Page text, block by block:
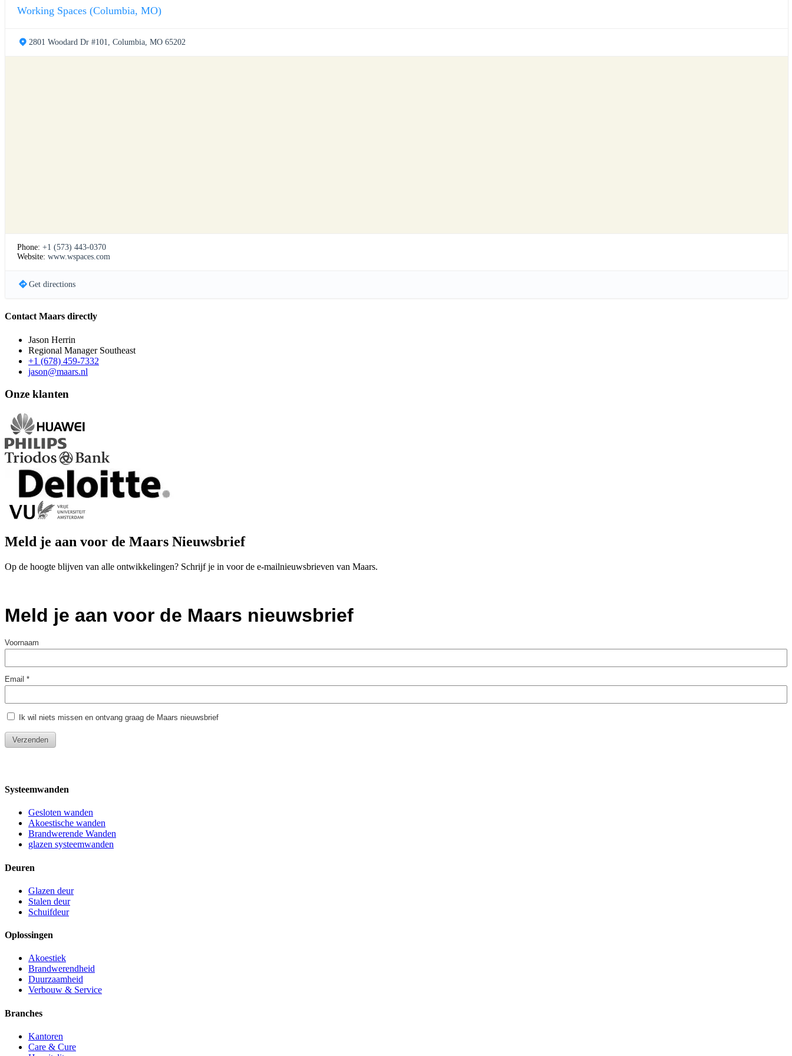
Working Spaces (Columbia, MO)
2801 Woodard Dr #101, Columbia, MO 65202
Phone: +1 (573) 443-0370
Website: www.wspaces.com
Get directions
Contact Maars directly
Jason Herrin
Regional Manager Southeast
+1 (678) 459-7332
jason@maars.nl
Onze klanten
Meld je aan voor de Maars Nieuwsbrief
Op de hoogte blijven van alle ontwikkelingen? Schrijf je in voor de e-mailnieuwsbrieven van Maars.
Systeemwanden
Gesloten wanden
Akoestische wanden
Brandwerende Wanden
glazen systeemwanden
Deuren
Glazen deur
Stalen deur
Schuifdeur
Oplossingen
Akoestiek
Brandwerendheid
Duurzaamheid
Verbouw & Service
Branches
Kantoren
Care & Cure